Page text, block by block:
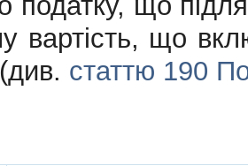
вартість, що
статтю 190